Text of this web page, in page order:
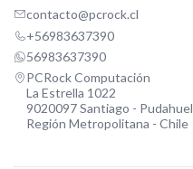
contacto@pcrock.cl
+56983637390
56983637390
PCRock Computación
La Estrella 1022
9020097 Santiago - Pudahuel
Región Metropolitana - Chile